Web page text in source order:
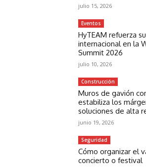
julio 15, 2026
Eventos
HyTEAM refuerza
internacional en la
Summit 2026
julio 10, 2026
Construcción
Muros de gavión
estabiliza los
soluciones de alta
junio 19, 2026
Seguridad
Cómo organizar el
concierto o festival